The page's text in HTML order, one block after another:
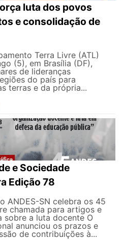
luta dos povos
e consolidação de
Terra Livre (ATL)
(5), em Brasília (DF),
de lideranças
do país para
terras e da própria...
e Sociedade
Edição 78
ANDES-SN celebra os 45
chamada para artigos e
a luta docente O
anunciou os prazos e
de contribuições à...